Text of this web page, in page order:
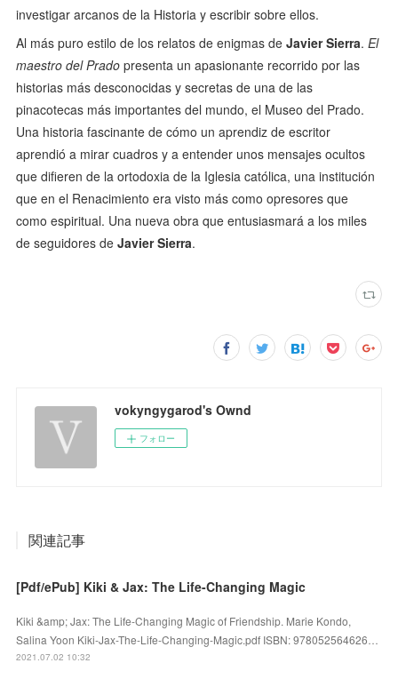
investigar arcanos de la Historia y escribir sobre ellos.
Al más puro estilo de los relatos de enigmas deJavier Sierra.El
maestro del Prado presenta un apasionante recorrido por las
historias más desconocidas y secretas de una de las
pinacotecas más importantes del mundo, el Museo del Prado.
Una historia fascinante de cómo un aprendiz de escritor
aprendió a mirar cuadros y a entender unos mensajes ocultos
que difieren de la ortodoxia de la Iglesia católica, una institución
que en el Renacimiento era visto más como opresores que
como espiritual. Una nueva obra que entusiasmará a los miles
de seguidores deJavier Sierra.
vokyngygarod's Ownd
フォロー
関連記事
[Pdf/ePub] Kiki & Jax: The Life-Changing Magic
Kiki &amp; Jax: The Life-Changing Magic of Friendship. Marie Kondo,
Salina Yoon Kiki-Jax-The-Life-Changing-Magic.pdf ISBN: 978052564626…
2021.07.02 10:32